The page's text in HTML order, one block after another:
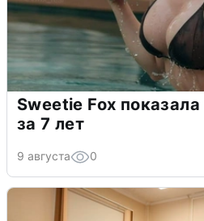
Sweetie Fox
за 7 лет
9 августа 0